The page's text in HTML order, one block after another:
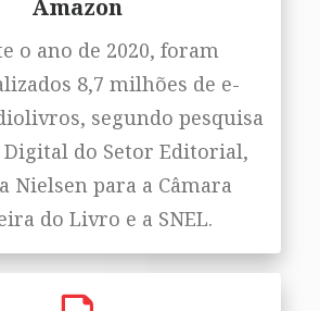
Amazon
o ano de 2020, foram
8,7 milhões de e-
segundo pesquisa
Digital do Setor Editorial,
Nielsen para a Câmara
do Livro e a SNEL.